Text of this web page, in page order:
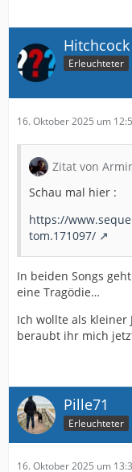
Hitchcock
Erleuchteter
16. Oktober 2025 um
Zitat von
Schau mal hier :
https://
tom.171097/
In beiden Songs
eine Tragödie…
Ich wollte als kleiner
beraubt ihr mich
Pille71
Erleuchteter
16. Oktober 2025 um